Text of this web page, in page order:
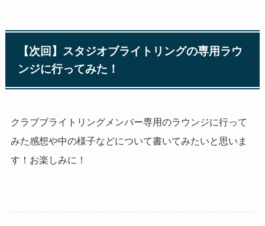
【次回】スタジオブライトリングの専用ラウ
ンジに行ってみた！
クラブブライトリングメンバー専用のラウンジに行って
みた感想や中の様子などについて書いてみたいと思いま
す！お楽しみに！